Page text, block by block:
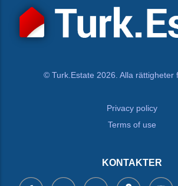
© Turk.Estate 2026. Alla rättigheter
Privacy policy
Terms of use
KONTAKTER